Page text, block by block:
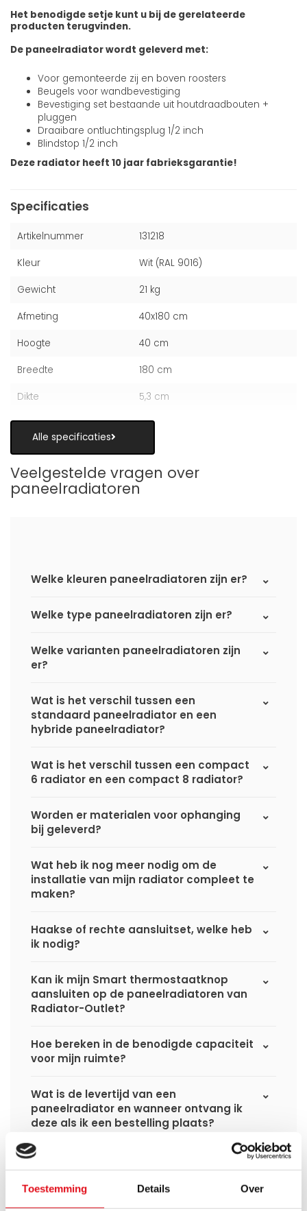
Toestemming Details Over
Het benodigde setje kunt u bij de gerelateerde
producten terugvinden.
De paneelradiator wordt geleverd met:
Voor gemonteerde zij en boven roosters
Beugels voor wandbevestiging
Bevestiging set bestaande uit houtdraadbouten +
pluggen
Draaibare ontluchtingsplug 1/2 inch
Blindstop 1/2 inch
Deze radiator heeft 10 jaar fabrieksgarantie!
Specificaties
Artikelnummer 131218
Kleur Wit (RAL 9016)
Gewicht 21 kg
Afmeting 40x180 cm
Hoogte 40 cm
Breedte 180 cm
Dikte 5,3 cm
Alle specificaties
Veelgestelde vragen over
paneelradiatoren
Welke kleuren paneelradiatoren zijn er?
Welke type paneelradiatoren zijn er?
Welke varianten paneelradiatoren zijn
er?
Wat is het verschil tussen een
standaard paneelradiator en een
hybride paneelradiator?
Wat is het verschil tussen een compact
6 radiator en een compact 8 radiator?
Worden er materialen voor ophanging
bij geleverd?
Wat heb ik nog meer nodig om de
installatie van mijn radiator compleet te
maken?
Haakse of rechte aansluitset, welke heb
ik nodig?
Kan ik mijn Smart thermostaatknop
aansluiten op de paneelradiatoren van
Radiator-Outlet?
Hoe bereken in de benodigde capaciteit
voor mijn ruimte?
Wat is de levertijd van een
paneelradiator en wanneer ontvang ik
deze als ik een bestelling plaats?
Ik heb een (hybride) warmtepomp
installatie, kan ik alle radiatoren
gebruiken uit de website?